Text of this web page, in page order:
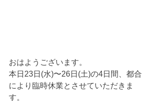
おはようございます。
本日23日(水)〜26日(土)の4日間、都合
により臨時休業とさせていただきま
す。